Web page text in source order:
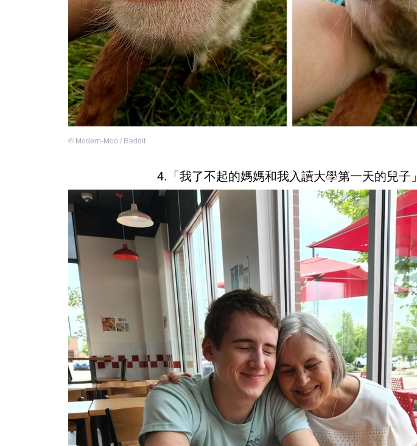
© Modern-Moo / Reddit
4.「我了不起的媽媽和我入讀大學第一天的兒子」